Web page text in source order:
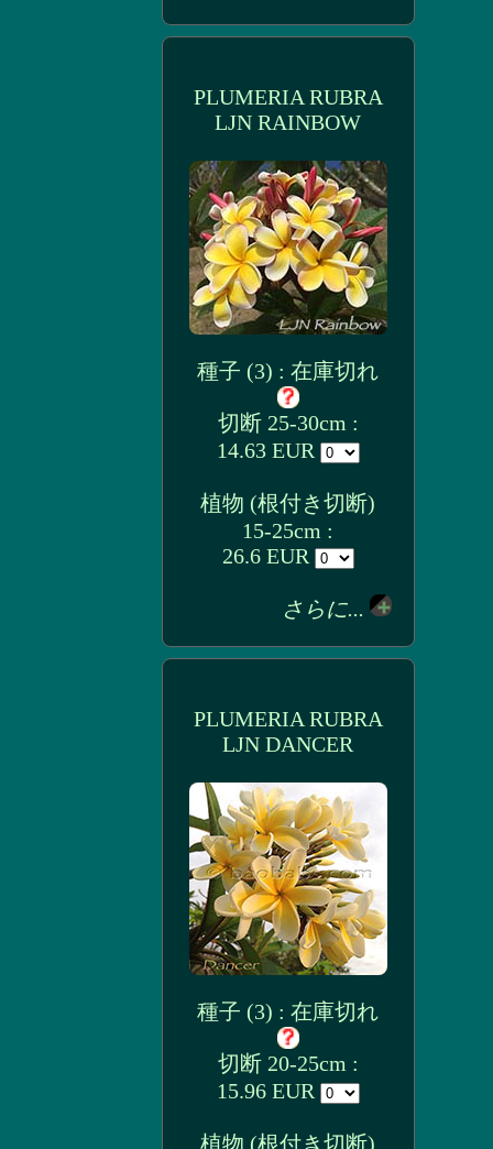
PLUMERIA RUBRA
LJN RAINBOW
種子 (3) : 在庫切れ
切断 25-30cm :
14.63 EUR
植物 (根付き切断)
15-25cm :
26.6 EUR
さらに...
PLUMERIA RUBRA
LJN DANCER
種子 (3) : 在庫切れ
切断 20-25cm :
15.96 EUR
植物 (根付き切断)